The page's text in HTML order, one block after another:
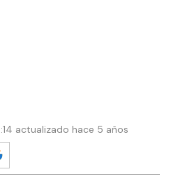
actualizado hace 5 años